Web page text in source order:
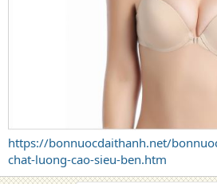
https://bonnuocdaithanh.net/
chat-luong-cao-sieu-ben.htm